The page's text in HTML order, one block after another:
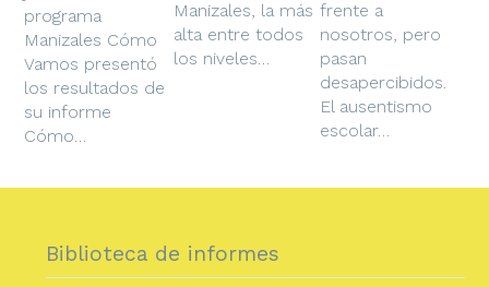
programa
Manizales Cómo
Vamos presentó
los resultados de
su informe
Cómo…
Manizales, la más
alta entre todos
los niveles…
frente a
nosotros, pero
pasan
desapercibidos.
El ausentismo
escolar…
Biblioteca de informes